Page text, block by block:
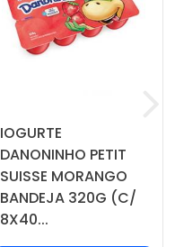
IOGURTE
DANONINHO PETIT
SUISSE MORANGO
BANDEJA 320G (C/
8X40...